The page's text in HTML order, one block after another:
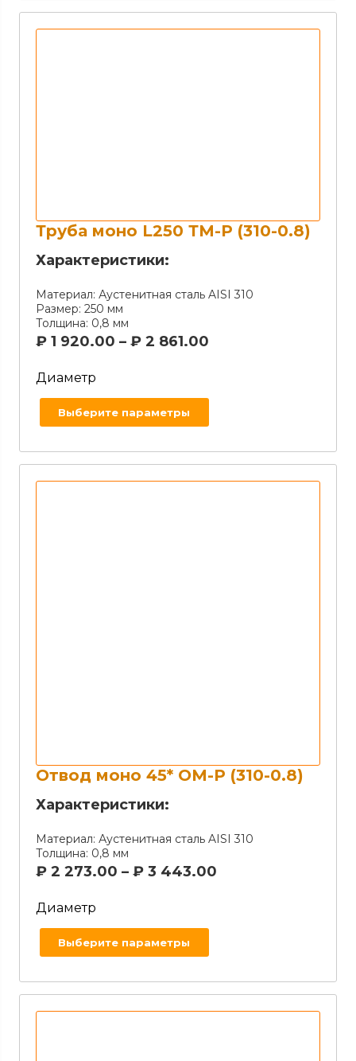
Труба моно L250 ТМ-Р (310-0.8)
Характеристики:
Материал: Аустенитная сталь AISI 310
Размер: 250 мм
Толщина: 0,8 мм
₽ 1 920.00 – ₽ 2 861.00
Диаметр
Выберите параметры
Отвод моно 45* ОМ-Р (310-0.8)
Характеристики:
Материал: Аустенитная сталь AISI 310
Толщина: 0,8 мм
₽ 2 273.00 – ₽ 3 443.00
Диаметр
Выберите параметры